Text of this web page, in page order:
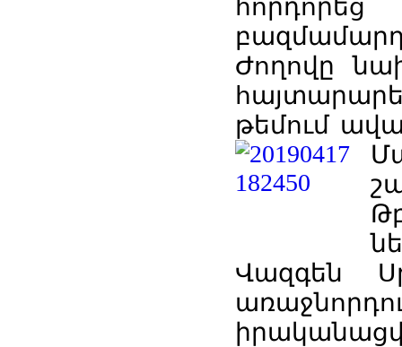
Ժողովը
թեմում
Վազգեն